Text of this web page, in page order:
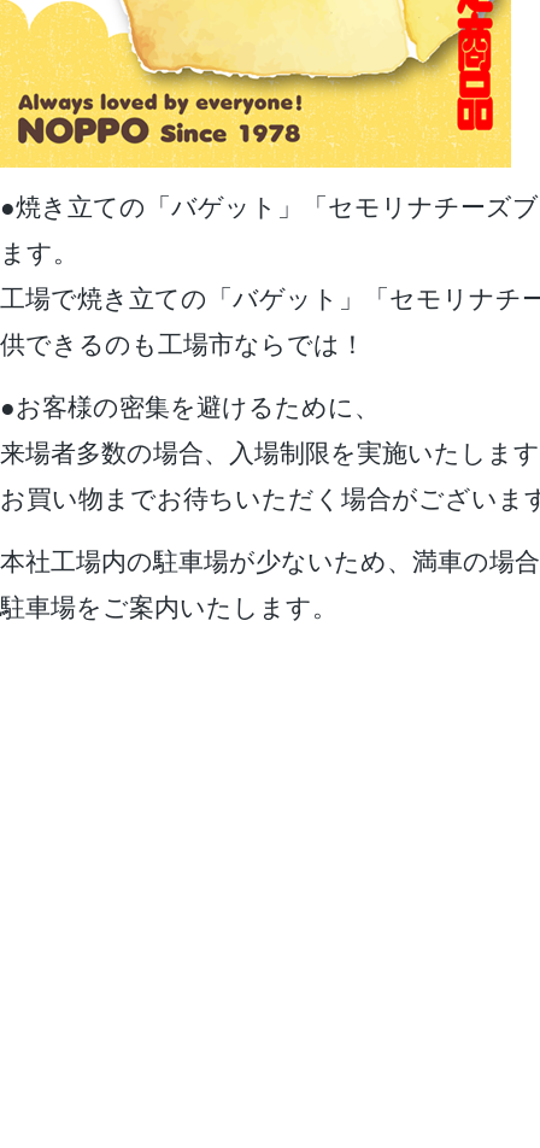
●焼き立ての「バゲット」「セモリナチーズ
ます。
工場で焼き立ての「バゲット」「セモリナチ
供できるのも工場市ならでは！
●お客様の密集を避けるために、
来場者多数の場合、入場制限を実施いたしま
お買い物までお待ちいただく場合がございま
本社工場内の駐車場が少ないため、満車の場
駐車場をご案内いたします。